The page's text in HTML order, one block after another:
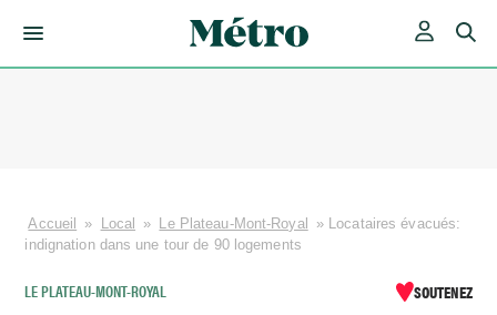
Accueil » Local » Le Plateau-Mont-Royal » Locataires évacués:
indignation dans une tour de 90 logements
LE PLATEAU-MONT-ROYAL SOUTENEZ